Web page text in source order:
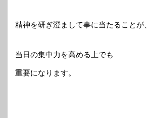
精神を研ぎ澄まして事に当たることが、
当日の集中力を高める上でも
重要になります。